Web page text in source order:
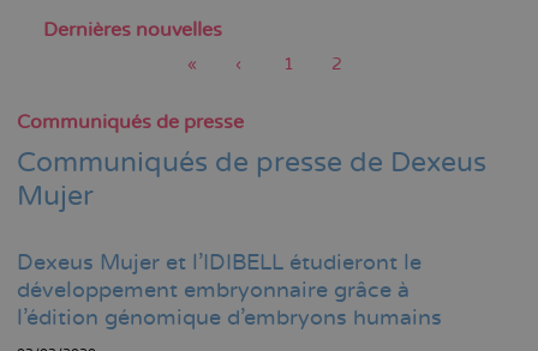
Dernières nouvelles
Première
«
Page
‹ Page
1
Page
2
Communiqués de presse
Communiqués de presse de Dexeus
Mujer
Dexeus Mujer et l'IDIBELL étudieront le
développement embryonnaire grâce à
l'édition génomique d'embryons humains